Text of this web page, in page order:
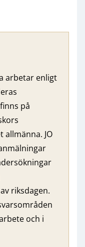
arbetar enligt
på
JO
riksdagen.
och i